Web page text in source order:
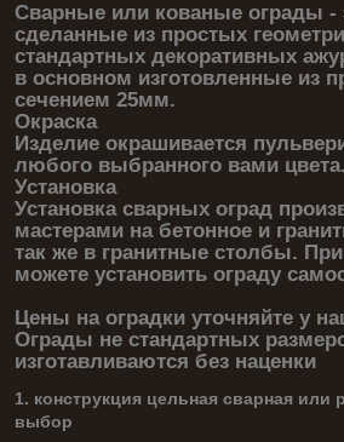
Сварные или кованые ограды -
сделанные из простых
стандартных декоративных
в основном изготовленные из
сечением 25мм.
Окраска
Изделие окрашивается
любого выбранного вами цвета.
Установка
Установка сварных оград
мастерами на бетонное и
так же в гранитные столбы.
можете установить ограду
Цены на оградки уточняйте у
Ограды не стандартных
изготавливаются без наценки
1. конструкция цельная сварная или
выбор